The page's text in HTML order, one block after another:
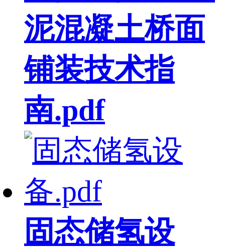
泥混凝土桥面
铺装技术指
南.pdf
固态储氢设